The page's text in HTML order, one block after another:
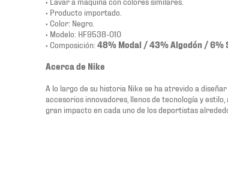
• Producto importado.
• Color: Negro.
• Modelo: HF9538-010
• Composición: 48% Modal / 43% Algodón / 6%
Acerca de Nike
A lo largo de su historia Nike se ha atrevido a
accesorios innovadores, llenos de tecnología y
gran impacto en cada uno de los deportistas